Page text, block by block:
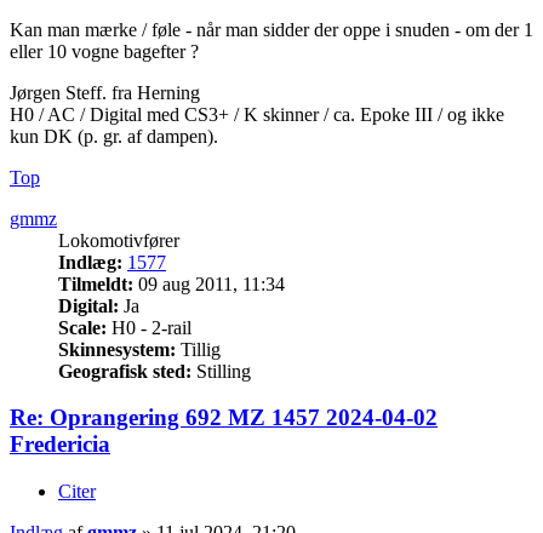
Kan man mærke / føle - når man sidder der oppe i snuden - om der 1
eller 10 vogne bagefter ?
Jørgen Steff. fra Herning
H0 / AC / Digital med CS3+ / K skinner / ca. Epoke III / og ikke
kun DK (p. gr. af dampen).
Top
gmmz
Lokomotivfører
Indlæg: 1577
Tilmeldt: 09 aug 2011, 11:34
Digital: Ja
Scale: H0 - 2-rail
Skinnesystem: Tillig
Geografisk sted: Stilling
Re: Oprangering 692 MZ 1457 2024-04-02
Fredericia
Citer